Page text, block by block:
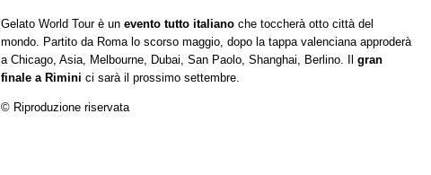
Gelato World Tour è un evento tutto italiano che toccherà otto città del
mondo. Partito da Roma lo scorso maggio, dopo la tappa valenciana approderà
a Chicago, Asia, Melbourne, Dubai, San Paolo, Shanghai, Berlino. Il gran
finale a Rimini ci sarà il prossimo settembre.
© Riproduzione riservata